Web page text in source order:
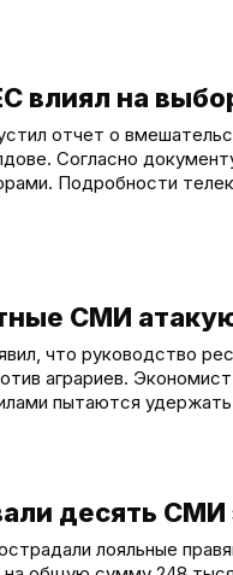
влиял на
отчет о
Согласно
Подробности
СМИ
что руководство
аграриев.
пытаются удержать
десять
лояльные